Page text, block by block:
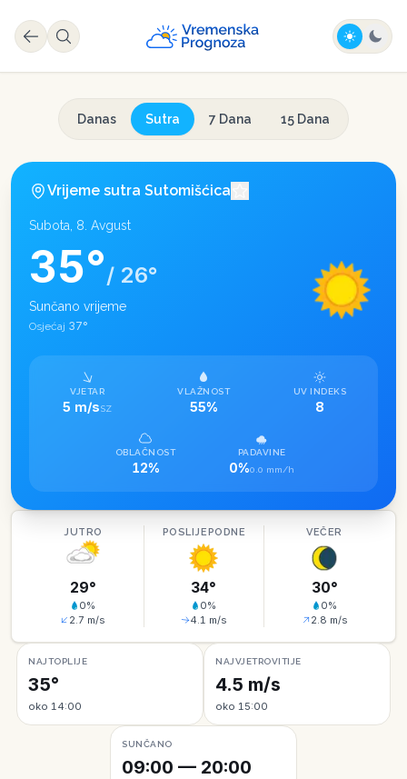
Danas Sutra 7 Dana 15 Dana
Vrijeme sutra Sutomišćica
Subota, 8. Avgust
35°/ 26°
Sunčano vrijeme
Osjećaj 37°
VJETAR
5 m/sSZ
VLAŽNOST
55%
UV INDEKS
8
OBLAČNOST
12%
PADAVINE
0%0.0 mm/h
JUTRO
29°
0%
2.7 m/s
POSLIJEPODNE
34°
0%
4.1 m/s
VEČER
30°
0%
2.8 m/s
NAJTOPLIJE
35°
oko 14:00
NAJVJETROVITIJE
4.5 m/s
oko 15:00
SUNČANO
09:00 — 20:00